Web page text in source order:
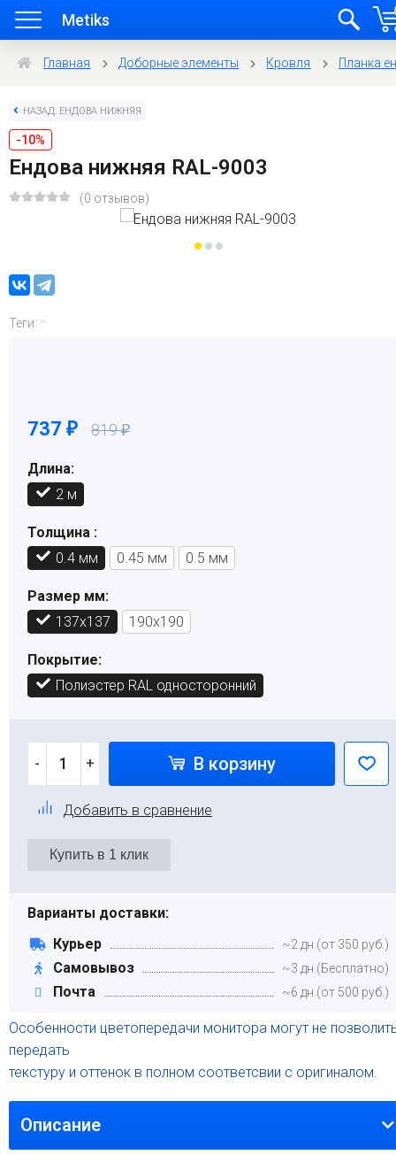
Metiks
Главная Доборные элементы Кровля Планка
НАЗАД: ЕНДОВА НИЖНЯЯ
-10%
Ендова нижняя RAL-9003
(0 отзывов)
Теги:
737 ₽ 819₽
Длина:
2 м
Толщина :
0.4 мм
0.45 мм 0.5 мм
Размер мм:
137х137
190х190
Покрытие:
Полиэстер RAL односторонний
- + В корзину
Добавить в сравнение
Варианты доставки:
Курьер
~2 дн.(от 350 руб.)
Самовывоз ~3 дн.(Бесплатно)
Почта ~6 дн.(от 500 руб.)
Особенности цветопередачи монитора могут не
передать
текстуру и оттенок в полном соответсвии с оригиналом.
Описание